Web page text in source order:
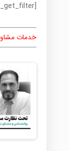
[prdctfltr_sc_get_filter]
خدمات